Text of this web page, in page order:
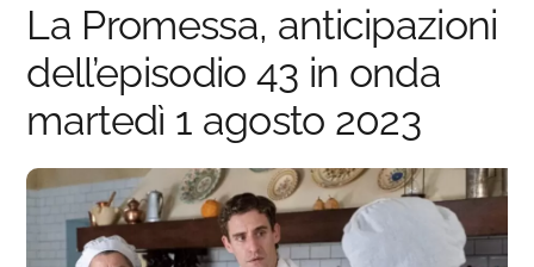
La Promessa, anticipazioni
dell’episodio 43 in onda
martedì 1 agosto 2023